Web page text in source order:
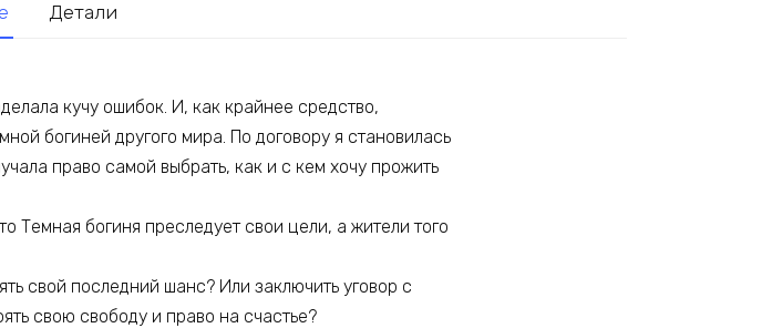
Детали
кучу ошибок. И, как крайнее средство,
богиней другого мира. По договору я становилась
право самой выбрать, как и с кем хочу прожить
Темная богиня преследует свои цели, а жители того
свой последний шанс? Или заключить уговор с
свою свободу и право на счастье?